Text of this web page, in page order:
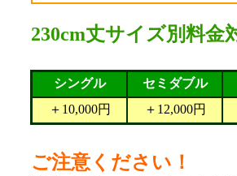
230cm丈サイズ別料金
シングル
セミダブル
＋10,000円
＋12,000円
ご注意ください！